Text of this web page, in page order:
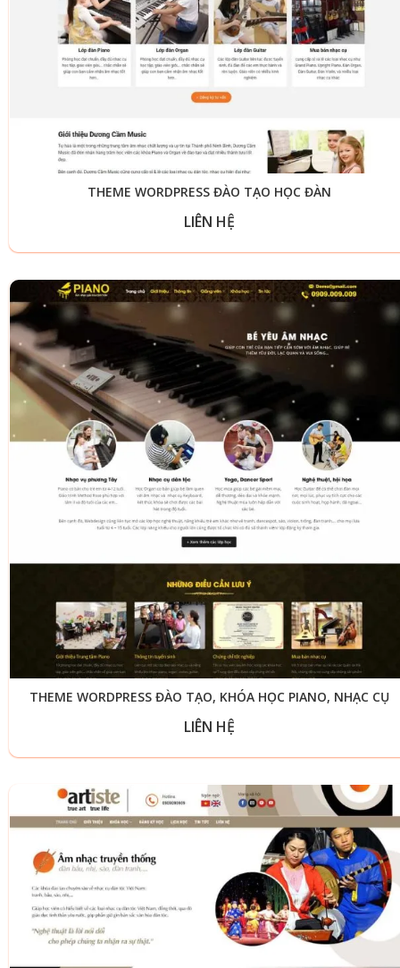
THEME WORDPRESS ĐÀO TẠO HỌC ĐÀN
LIÊN HỆ
THEME WORDPRESS ĐÀO TẠO, KHÓA HỌC PIANO, NHẠC CỤ
LIÊN HỆ